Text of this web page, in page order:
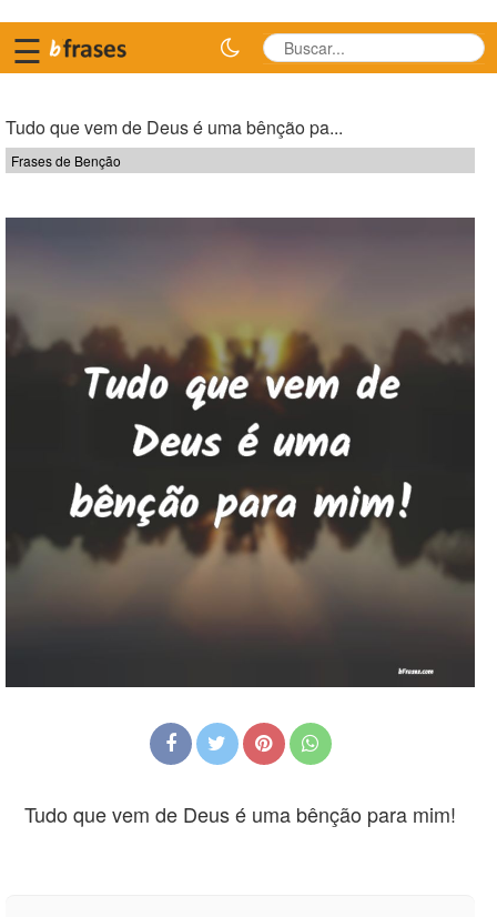
☰
Tudo que vem de Deus é uma bênção pa...
Frases de Benção
Tudo que vem de Deus é uma bênção para mim!